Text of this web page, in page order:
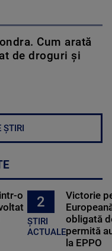
Cum arată
de droguri și
ȘTIRI
o
2
ȘTIRI
ACTUALE
Victorie
obligată
permită
la EPPO